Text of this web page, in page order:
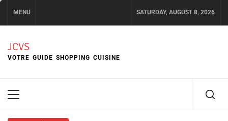
content
MENU SATURDAY, AUGUST 8, 2026
JCVS
VOTRE GUIDE SHOPPING CUISINE
Primary